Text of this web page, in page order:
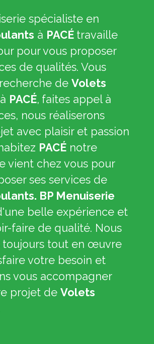
spécialiste en
à PACÉ travaille
pour vous proposer
de qualités. Vous
de Volets
à PACÉ, faites appel à
nous réaliserons
avec plaisir et passion
PACÉ notre
vient chez vous pour
ses services de
BP Menuiserie
belle expérience et
faire de qualité. Nous
toujours tout en œuvre
votre besoin et
vous accompagner
projet de Volets